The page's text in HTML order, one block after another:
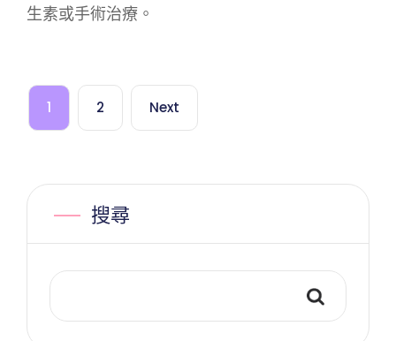
生素或手術治療。
1 2 Next
搜尋